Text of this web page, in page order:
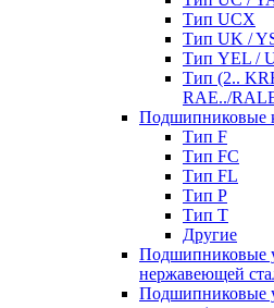
Тип UCX
Тип UK /
Тип YEL /
Тип (2..
RAE../
Подшипниковые
Тип F
Тип FC
Тип FL
Тип P
Тип T
Другие
Подшипниковые
нержавеющей
Подшипниковые